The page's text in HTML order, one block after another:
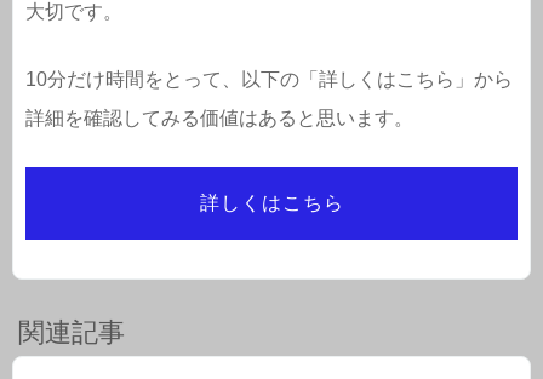
大切です。
10分だけ時間をとって、以下の「詳しくはこちら」から
詳細を確認してみる価値はあると思います。
詳しくはこちら
関連記事